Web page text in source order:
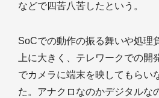
などで四苦八苦したという。
SoCでの動作の振る舞いや処理
上に大きく、テレワークでの開
でカメラに端末を映してもらい
た。アナクロなのかデジタルな